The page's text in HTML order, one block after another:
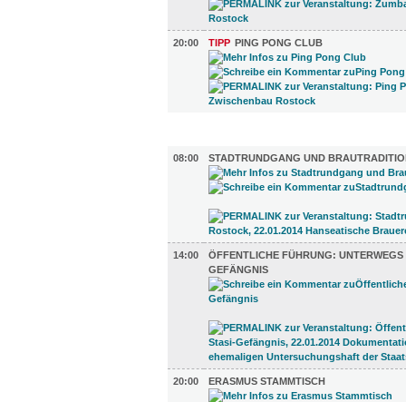
20:00 TIPP PING PONG CLUB
08:00
STADTRUNDGANG UND
14:00
ÖFFENTLICHE FÜHRUNG: UNTERWEGS
GEFÄNGNIS
20:00 ERASMUS STAMMTISCH